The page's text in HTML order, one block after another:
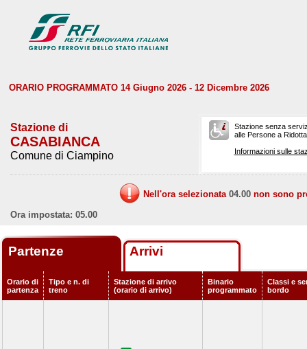
ORARIO PROGRAMMATO 14 Giugno 2026 - 12 Dicembre 2026
Stazione di
CASABIANCA
Comune di Ciampino
Stazione senza
alle Persone a
Informazioni sulle
Nell'ora selezionata 04.00 non sono
Ora impostata: 05.00
Partenze Arrivi
Orario di
partenza
Tipo e n. di
treno
Stazione di arrivo
(orario di arrivo)
Binario
programmato
Classi e
bordo